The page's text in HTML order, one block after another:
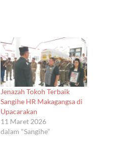
Jenazah Tokoh Terbaik
Sangihe HR Makagangsa di
Upacarakan
11 Maret 2026
dalam "Sangihe"